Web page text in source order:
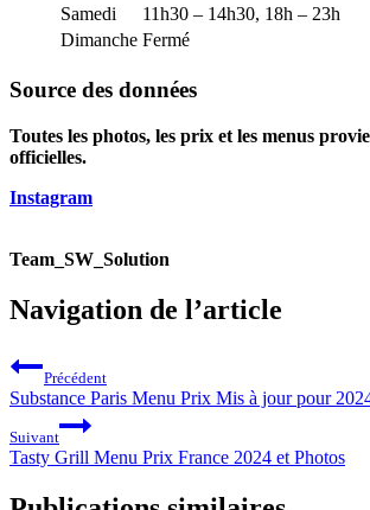
Samedi
11h30 – 14h30, 18h – 23h
Dimanche Fermé
Source des données
Toutes les photos, les prix et les menus
officielles.
Instagram
Team_SW_Solution
Navigation de l’article
Précédent
Substance Paris Menu Prix Mis à jour pour
Suivant
Tasty Grill Menu Prix France 2024 et Photos